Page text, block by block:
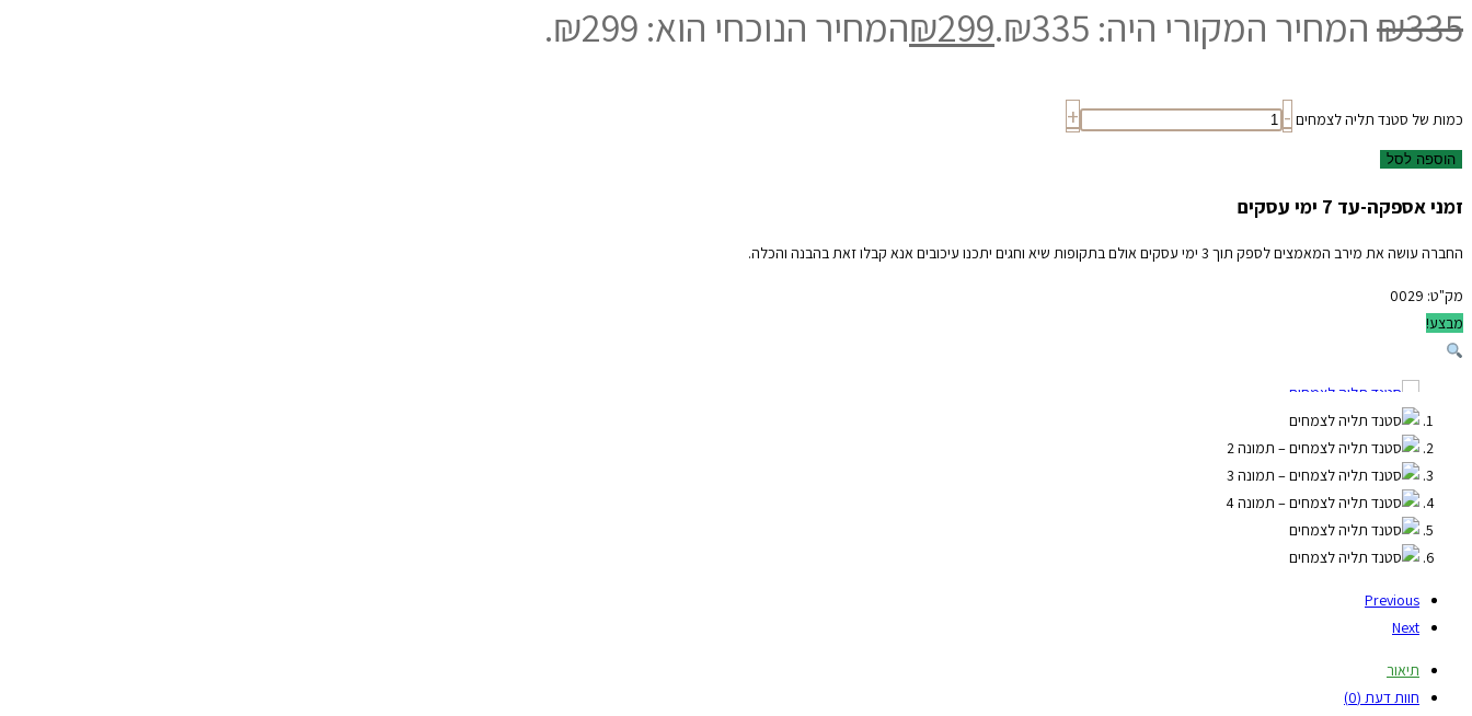
₪335 המחיר המקורי היה: ₪335. ₪299 המחיר הנוכחי הוא: ₪299.
כמות של סטנד תליה לצמחים -
+
הוספה לסל
זמני אספקה-עד 7 ימי עסקים
החברה עושה את מירב המאמצים לספק תוך 3 ימי עסקים אולם בתקופות שיא וחגים יתכנו עיכובים אנא קבלו זאת בהבנה והכלה.
מק"ט: 0029
מבצע!
Previous
Next
תיאור
חוות דעת (0)